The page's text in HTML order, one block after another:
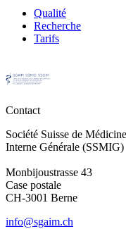
Qualité
Recherche
Tarifs
Contact
Société Suisse de Médicine
Interne Générale (SSMIG)
Monbijoustrasse 43
Case postale
CH-3001 Berne
info@sgaim.ch